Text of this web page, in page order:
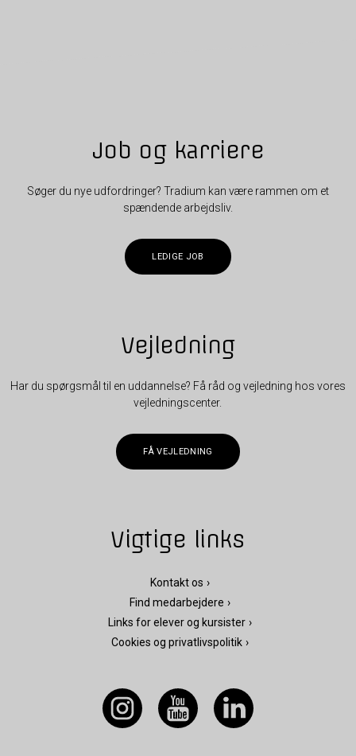
Job og karriere
Søger du nye udfordringer? Tradium kan være rammen om et
spændende arbejdsliv.
LEDIGE JOB
Vejledning
Har du spørgsmål til en uddannelse? Få råd og vejledning hos vores
vejledningscenter.
FÅ VEJLEDNING
Vigtige links
Kontakt os
Find medarbejdere
Links for elever og kursister
Cookies og privatlivspolitik